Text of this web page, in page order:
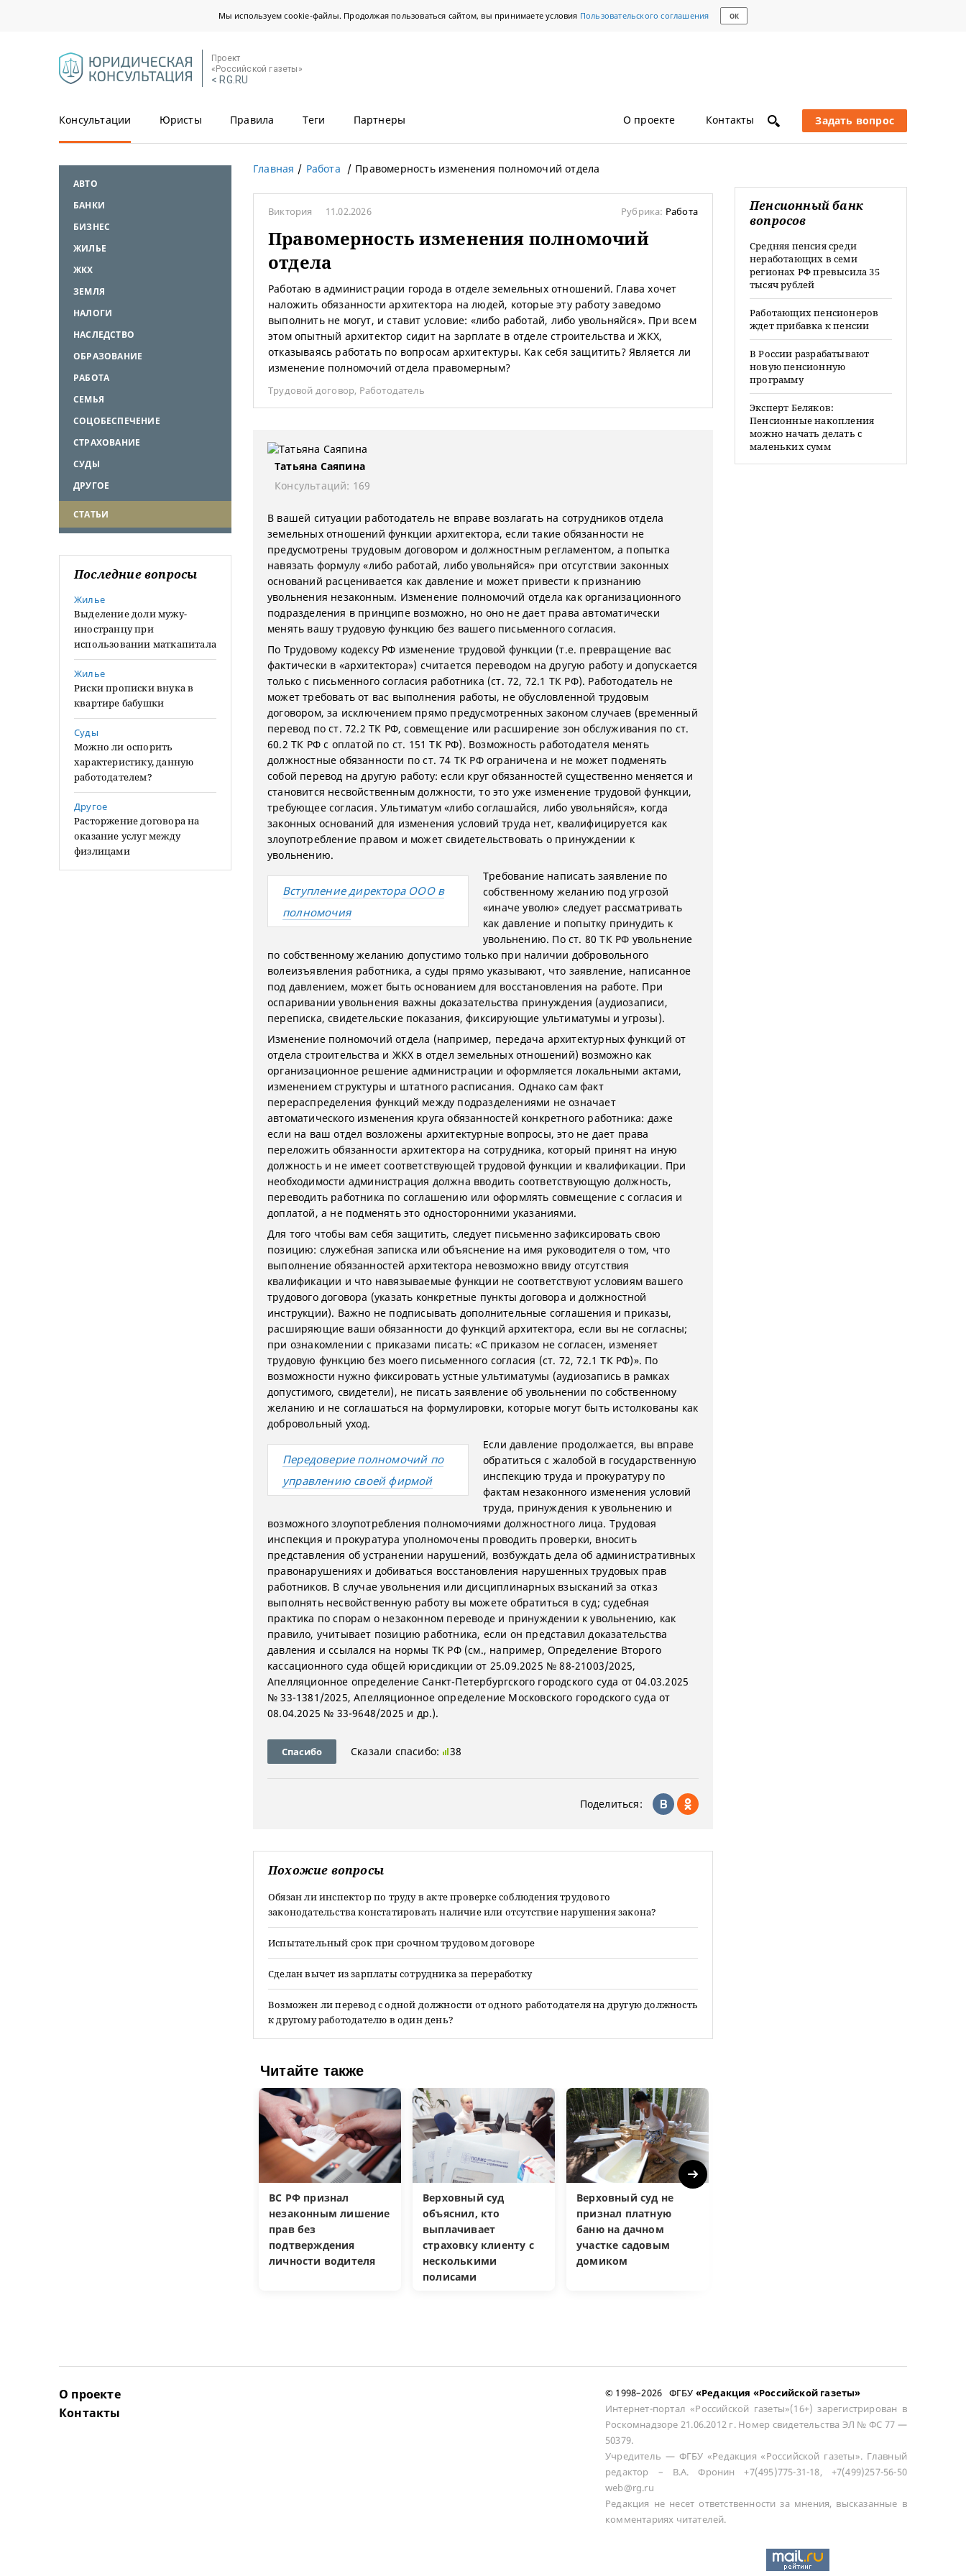
Мы используем cookie-файлы. Продолжая пользоваться сайтом, вы принимаете условия Пользовательского соглашения ОК
Проект
«Российской газеты»
< RG.RU
Консультации Юристы Правила Теги Партнеры О проекте Контакты Задать вопрос
АВТО
БАНКИ
БИЗНЕС
ЖИЛЬЕ
ЖКХ
ЗЕМЛЯ
НАЛОГИ
НАСЛЕДСТВО
ОБРАЗОВАНИЕ
РАБОТА
СЕМЬЯ
СОЦОБЕСПЕЧЕНИЕ
СТРАХОВАНИЕ
СУДЫ
ДРУГОЕ
СТАТЬИ
Последние вопросы
Жилье
Выделение доли мужу-
иностранцу при
использовании маткапитала
Жилье
Риски прописки внука в
квартире бабушки
Суды
Можно ли оспорить
характеристику, данную
работодателем?
Другое
Расторжение договора на
оказание услуг между
физлицами
Главная Работа Правомерность изменения полномочий отдела
Виктория 11.02.2026 Рубрика: Работа
Правомерность изменения полномочий
отдела
Работаю в администрации города в отделе земельных отношений. Глава хочет
наложить обязанности архитектора на людей, которые эту работу заведомо
выполнить не могут, и ставит условие: «либо работай, либо увольняйся». При всем
этом опытный архитектор сидит на зарплате в отделе строительства и ЖКХ,
отказываясь работать по вопросам архитектуры. Как себя защитить? Является ли
изменение полномочий отдела правомерным?
Трудовой договор, Работодатель
Татьяна Саяпина
Консультаций: 169
В вашей ситуации работодатель не вправе возлагать на сотрудников отдела
земельных отношений функции архитектора, если такие обязанности не
предусмотрены трудовым договором и должностным регламентом, а попытка
навязать формулу «либо работай, либо увольняйся» при отсутствии законных
оснований расценивается как давление и может привести к признанию
увольнения незаконным. Изменение полномочий отдела как организационного
подразделения в принципе возможно, но оно не дает права автоматически
менять вашу трудовую функцию без вашего письменного согласия.
По Трудовому кодексу РФ изменение трудовой функции (т.е. превращение вас
фактически в «архитектора») считается переводом на другую работу и допускается
только с письменного согласия работника (ст. 72, 72.1 ТК РФ). Работодатель не
может требовать от вас выполнения работы, не обусловленной трудовым
договором, за исключением прямо предусмотренных законом случаев (временный
перевод по ст. 72.2 ТК РФ, совмещение или расширение зон обслуживания по ст.
60.2 ТК РФ с оплатой по ст. 151 ТК РФ). Возможность работодателя менять
должностные обязанности по ст. 74 ТК РФ ограничена и не может подменять
собой перевод на другую работу: если круг обязанностей существенно меняется и
становится несвойственным должности, то это уже изменение трудовой функции,
требующее согласия. Ультиматум «либо соглашайся, либо увольняйся», когда
законных оснований для изменения условий труда нет, квалифицируется как
злоупотребление правом и может свидетельствовать о принуждении к
увольнению.
Вступление директора ООО в
полномочия
Требование написать заявление по
собственному желанию под угрозой
«иначе уволю» следует рассматривать
как давление и попытку принудить к
увольнению. По ст. 80 ТК РФ увольнение
по собственному желанию допустимо только при наличии добровольного
волеизъявления работника, а суды прямо указывают, что заявление, написанное
под давлением, может быть основанием для восстановления на работе. При
оспаривании увольнения важны доказательства принуждения (аудиозаписи,
переписка, свидетельские показания, фиксирующие ультиматумы и угрозы).
Изменение полномочий отдела (например, передача архитектурных функций от
отдела строительства и ЖКХ в отдел земельных отношений) возможно как
организационное решение администрации и оформляется локальными актами,
изменением структуры и штатного расписания. Однако сам факт
перераспределения функций между подразделениями не означает
автоматического изменения круга обязанностей конкретного работника: даже
если на ваш отдел возложены архитектурные вопросы, это не дает права
переложить обязанности архитектора на сотрудника, который принят на иную
должность и не имеет соответствующей трудовой функции и квалификации. При
необходимости администрация должна вводить соответствующую должность,
переводить работника по соглашению или оформлять совмещение с согласия и
доплатой, а не подменять это односторонними указаниями.
Для того чтобы вам себя защитить, следует письменно зафиксировать свою
позицию: служебная записка или объяснение на имя руководителя о том, что
выполнение обязанностей архитектора невозможно ввиду отсутствия
квалификации и что навязываемые функции не соответствуют условиям вашего
трудового договора (указать конкретные пункты договора и должностной
инструкции). Важно не подписывать дополнительные соглашения и приказы,
расширяющие ваши обязанности до функций архитектора, если вы не согласны;
при ознакомлении с приказами писать: «С приказом не согласен, изменяет
трудовую функцию без моего письменного согласия (ст. 72, 72.1 ТК РФ)». По
возможности нужно фиксировать устные ультиматумы (аудиозапись в рамках
допустимого, свидетели), не писать заявление об увольнении по собственному
желанию и не соглашаться на формулировки, которые могут быть истолкованы как
добровольный уход.
Передоверие полномочий по
управлению своей фирмой
Если давление продолжается, вы вправе
обратиться с жалобой в государственную
инспекцию труда и прокуратуру по
фактам незаконного изменения условий
труда, принуждения к увольнению и
возможного злоупотребления полномочиями должностного лица. Трудовая
инспекция и прокуратура уполномочены проводить проверки, вносить
представления об устранении нарушений, возбуждать дела об административных
правонарушениях и добиваться восстановления нарушенных трудовых прав
работников. В случае увольнения или дисциплинарных взысканий за отказ
выполнять несвойственную работу вы можете обратиться в суд; судебная
практика по спорам о незаконном переводе и принуждении к увольнению, как
правило, учитывает позицию работника, если он представил доказательства
давления и ссылался на нормы ТК РФ (см., например, Определение Второго
кассационного суда общей юрисдикции от 25.09.2025 № 88-21003/2025,
Апелляционное определение Санкт-Петербургского городского суда от 04.03.2025
№ 33-1381/2025, Апелляционное определение Московского городского суда от
08.04.2025 № 33-9648/2025 и др.).
Спасибо Сказали спасибо: 38
Поделиться:
Похожие вопросы
Обязан ли инспектор по труду в акте проверке соблюдения трудового
законодательства констатировать наличие или отсутствие нарушения закона?
Испытательный срок при срочном трудовом договоре
Сделан вычет из зарплаты сотрудника за переработку
Возможен ли перевод с одной должности от одного работодателя на другую должность
к другому работодателю в один день?
Читайте также
ВС РФ признал
незаконным лишение
прав без
подтверждения
личности водителя
Верховный суд
объяснил, кто
выплачивает
страховку клиенту с
несколькими
полисами
Верховный суд не
признал платную
баню на дачном
участке садовым
домиком
Next
Пенсионный банк
вопросов
Средняя пенсия среди
неработающих в семи
регионах РФ превысила 35
тысяч рублей
Работающих пенсионеров
ждет прибавка к пенсии
В России разрабатывают
новую пенсионную
программу
Эксперт Беляков:
Пенсионные накопления
можно начать делать с
маленьких сумм
О проекте
Контакты
© 1998–2026 ФГБУ «Редакция «Российской газеты»
Интернет-портал «Российской газеты»(16+) зарегистрирован в
Роскомнадзоре 21.06.2012 г. Номер свидетельства ЭЛ № ФС 77 —
50379.
Учредитель — ФГБУ «Редакция «Российской газеты». Главный
редактор – В.А. Фронин +7(495)775-31-18, +7(499)257-56-50
web@rg.ru
Редакция не несет ответственности за мнения, высказанные в
комментариях читателей.